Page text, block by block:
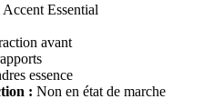
Essential
avant
essence
: Non en état de marche